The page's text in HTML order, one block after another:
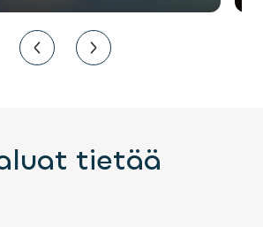
tietää